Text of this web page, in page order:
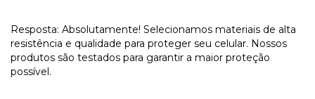
Resposta: Absolutamente! Selecionamos materiais de alta
resistência e qualidade para proteger seu celular. Nossos
produtos são testados para garantir a maior proteção
possível.